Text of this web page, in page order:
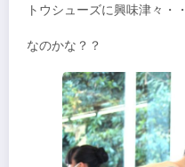
トウシューズに興味津々・・
なのかな？？